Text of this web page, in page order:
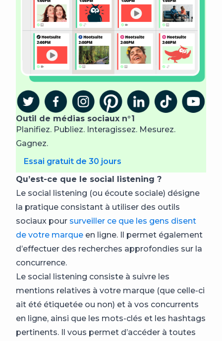
Outil de médias sociaux n°1
Planifiez. Publiez. Interagissez. Mesurez.
Gagnez.
Essai gratuit de 30 jours
Qu’est-ce que le social listening ?
Le social listening (ou écoute sociale) désigne
la pratique consistant à utiliser des outils
sociaux pour surveiller ce que les gens disent
de votre marque en ligne. Il permet également
d’effectuer des recherches approfondies sur la
concurrence.
Le social listening consiste à suivre les
mentions relatives à votre marque (que celle-ci
ait été étiquetée ou non) et à vos concurrents
en ligne, ainsi que les mots-clés et les hashtags
pertinents. Il vous permet d’accéder à toutes